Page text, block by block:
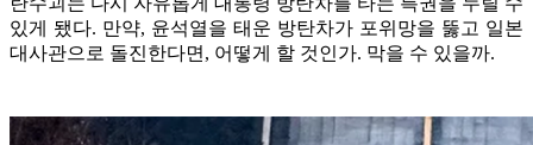
있게 됐다. 만약, 윤석열을 태운 방탄차가 포위망을 뚫고 일본
대사관으로 돌진한다면, 어떻게 할 것인가. 막을 수 있을까.